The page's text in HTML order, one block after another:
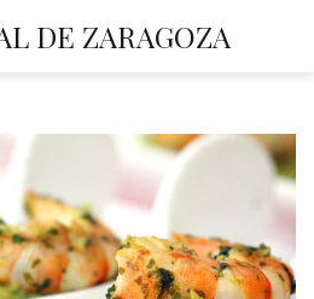
DE ZARAGOZA